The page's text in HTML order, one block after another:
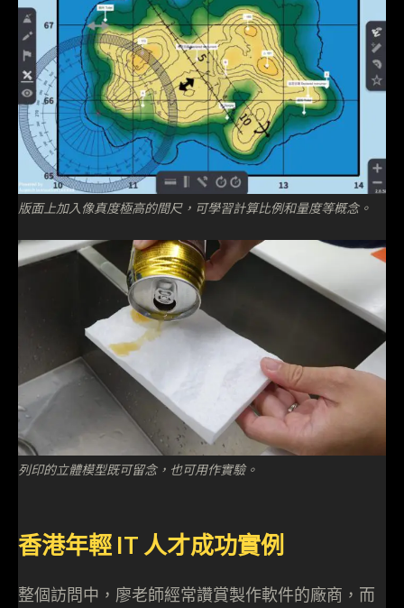
版面上加入像真度極高的間尺，可學習計算比例和量度等概念。
列印的立體模型既可留念，也可用作實驗。
香港年輕 IT 人才成功實例
整個訪問中，廖老師經常讚賞製作軟件的廠商，而